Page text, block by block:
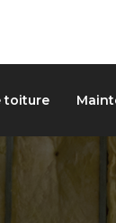
toiture